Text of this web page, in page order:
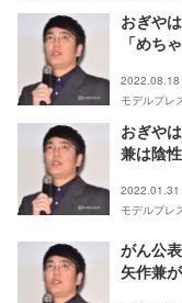
おぎや
「めち
2022.08.18
モデルプレ
おぎや
兼は陰性
2022.01.31
モデルプレ
がん公
矢作兼